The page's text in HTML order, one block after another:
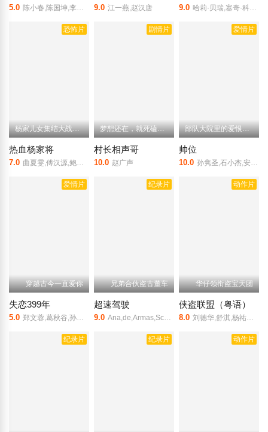
5.0 陈小春,陈国坤,李灿森,宋本中,陈惠敏,吴志雄,吴孟达,王合喜,彭敬慈,陈嘉桓,柯有伦,张建声,吴岱融,周群达,陈保元,何华超,姜文杰,李天翔,李忠希,黄伊汶,郑希怡,陈米麒,汤怡,郭奕芯,陈欣健,黄柏文,吴家丽,吴毅将,卢惠光,骏雄,黄树棠 9.0 江一燕,赵汉唐 9.0 哈莉·贝瑞,塞奇·科雷亚,克里斯·麦金
恐怖片
杨家儿女集结大战西域魔兽
热血杨家将
7.0 曲夏雯,傅汉源,鲍明,乙帅,黄靖
剧情片
梦想还在，就死磕到底吧
村长相声哥
10.0 赵广声
爱情片
部队大院里的爱恨情仇
帅位
10.0 孙隽圣,石小杰,安宇,陆敏雪,吴品醇,王祚
爱情片
穿越古今一直爱你
失恋399年
5.0 郑文蓉,葛秋谷,孙捷,楼云飞,董向荣
纪录片
兄弟合伙盗古董车
超速驾驶
9.0 Ana,de,Armas,Scott,Eastwood,盖亚·维斯
动作片
华仔领衔盗宝天团
侠盗联盟（粤语）
8.0 刘德华,舒淇,杨祐宁,让·雷诺,张静初,曾志伟,沙溢,游天翼
纪录片 纪录片 动作片